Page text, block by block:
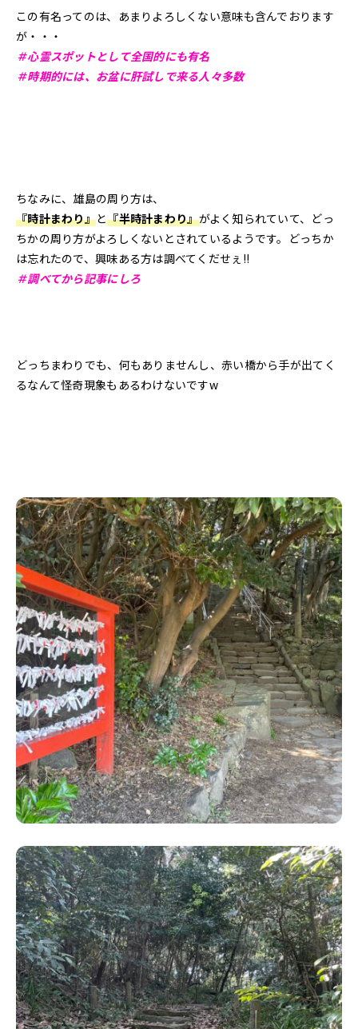
この有名ってのは、あまりよろしくない意味も含んでおります
が・・・
＃心霊スポットとして全国的にも有名
＃時期的には、お盆に肝試しで来る人々多数
ちなみに、雄島の周り方は、
『時計まわり』と『半時計まわり』がよく知られていて、どっ
ちかの周り方がよろしくないとされているようです。どっちか
は忘れたので、興味ある方は調べてくだせぇ!!
＃調べてから記事にしろ
どっちまわりでも、何もありませんし、赤い橋から手が出てく
るなんて怪奇現象もあるわけないですw